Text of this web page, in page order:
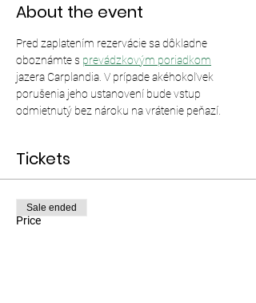
About the event
Pred zaplatením rezervácie sa dôkladne
oboznámte s prevádzkovým poriadkom
jazera Carplandia. V prípade akéhokoľvek
porušenia jeho ustanovení bude vstup
odmietnutý bez nároku na vrátenie peňazí.
Tickets
Price
Sale ended